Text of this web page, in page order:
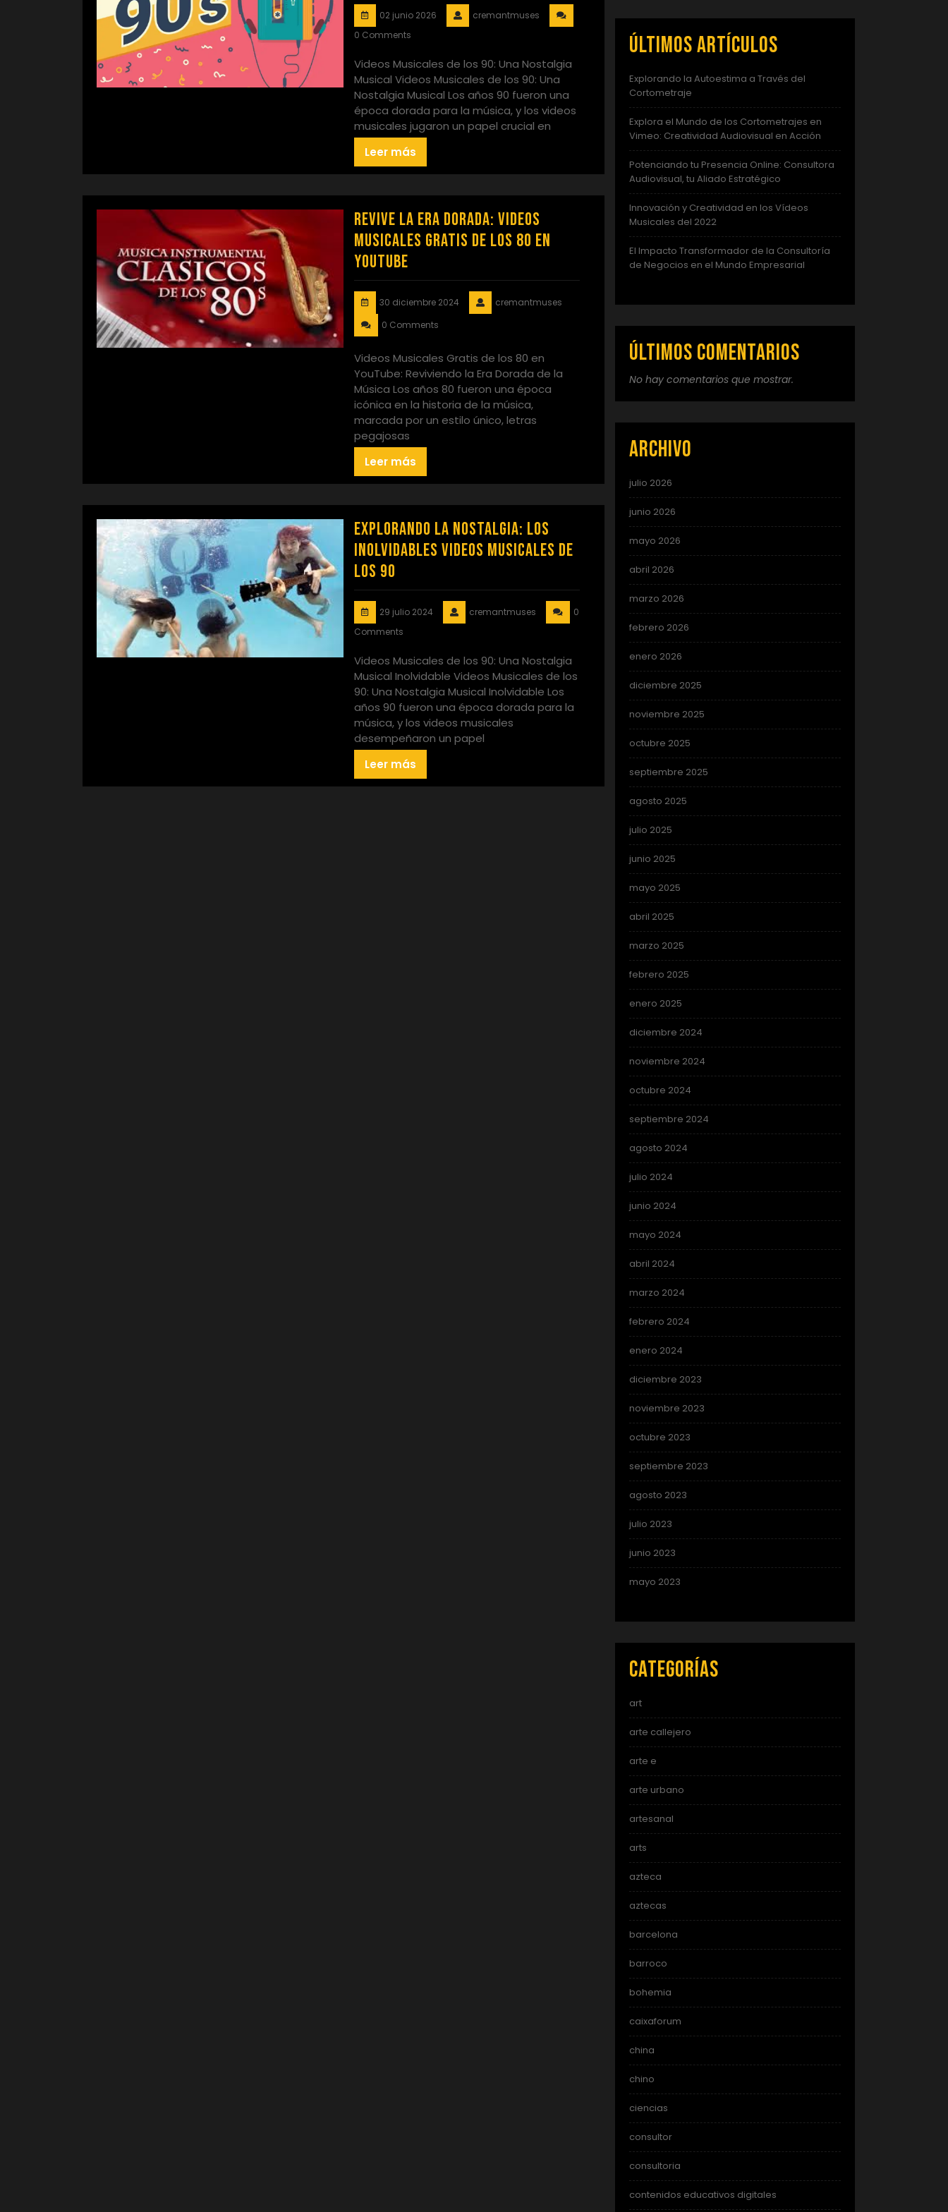
02 junio 2026
cremantmuses
0 Comments
Videos Musicales de los 90: Una Nostalgia
Musical Videos Musicales de los 90: Una
Nostalgia Musical Los años 90 fueron una
época dorada para la música, y los videos
musicales jugaron un papel crucial en
Leer más
Revive la Era Dorada: Videos
Musicales Gratis de los 80 en
YouTube
30 diciembre 2024
cremantmuses
0 Comments
Videos Musicales Gratis de los 80 en
YouTube: Reviviendo la Era Dorada de la
Música Los años 80 fueron una época
icónica en la historia de la música,
marcada por un estilo único, letras
pegajosas
Leer más
Explorando la Nostalgia: Los
Inolvidables Videos Musicales de
los 90
29 julio 2024 cremantmuses
0
Comments
Videos Musicales de los 90: Una Nostalgia
Musical Inolvidable Videos Musicales de los
90: Una Nostalgia Musical Inolvidable Los
años 90 fueron una época dorada para la
música, y los videos musicales
desempeñaron un papel
Leer más
Últimos artículos
Explorando la Autoestima a Través del
Cortometraje
Explora el Mundo de los Cortometrajes en
Vimeo: Creatividad Audiovisual en Acción
Potenciando tu Presencia Online: Consultora
Audiovisual, tu Aliado Estratégico
Innovación y Creatividad en los Vídeos
Musicales del 2022
El Impacto Transformador de la Consultoría
de Negocios en el Mundo Empresarial
Últimos comentarios
No hay comentarios que mostrar.
Archivo
julio 2026
junio 2026
mayo 2026
abril 2026
marzo 2026
febrero 2026
enero 2026
diciembre 2025
noviembre 2025
octubre 2025
septiembre 2025
agosto 2025
julio 2025
junio 2025
mayo 2025
abril 2025
marzo 2025
febrero 2025
enero 2025
diciembre 2024
noviembre 2024
octubre 2024
septiembre 2024
agosto 2024
julio 2024
junio 2024
mayo 2024
abril 2024
marzo 2024
febrero 2024
enero 2024
diciembre 2023
noviembre 2023
octubre 2023
septiembre 2023
agosto 2023
julio 2023
junio 2023
mayo 2023
Categorías
art
arte callejero
arte e
arte urbano
artesanal
arts
azteca
aztecas
barcelona
barroco
bohemia
caixaforum
china
chino
ciencias
consultor
consultoria
contenidos educativos digitales